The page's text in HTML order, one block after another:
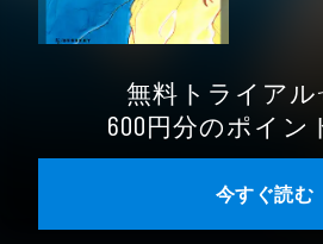
無料トライアル
600円分のポイン
今すぐ読む